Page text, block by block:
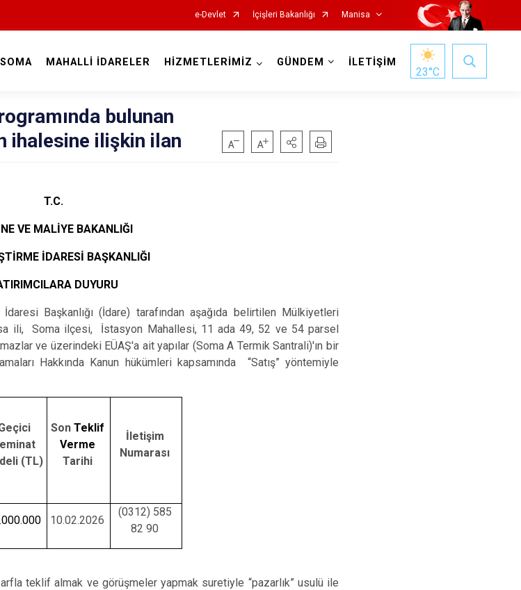
e-Devlet İçişleri Bakanlığı Manisa
Demirci
Gördes
Kırkağaç
Köprübaşı
Turgutlu
Şehzadeler
Yunusemre
SOMA MAHALLİ İDARELER HİZMETLERİMİZ GÜNDEM İLETİŞİM
23°C
bulunan
ihalesine ilişkin ilan
T.C.
VE MALİYE BAKANLIĞI
İDARESİ BAŞKANLIĞI
DUYURU
Başkanlığı (İdare) tarafından aşağıda belirtilen Mülkiyetleri
ili, Soma ilçesi, İstasyon Mahallesi, 11 ada 49, 52 ve 54 parsel
ve üzerindeki EÜAŞ'a ait yapılar (Soma A Termik Santrali)'ın bir
Hakkında Kanun hükümleri kapsamında
“Satış” yöntemiyle
(TL)
Son Teklif
Verme
Tarihi
İletişim
Numarası
10.02.2026
(0312) 585
82 90
teklif almak ve görüşmeler yapmak suretiyle “pazarlık” usulü ile